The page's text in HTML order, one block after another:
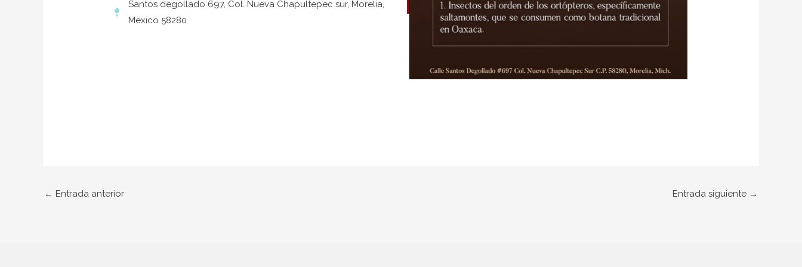
Santos degollado 697, Col. Nueva Chapultepec sur, Morelia,
Mexico 58280
← Entrada anterior Entrada siguiente →